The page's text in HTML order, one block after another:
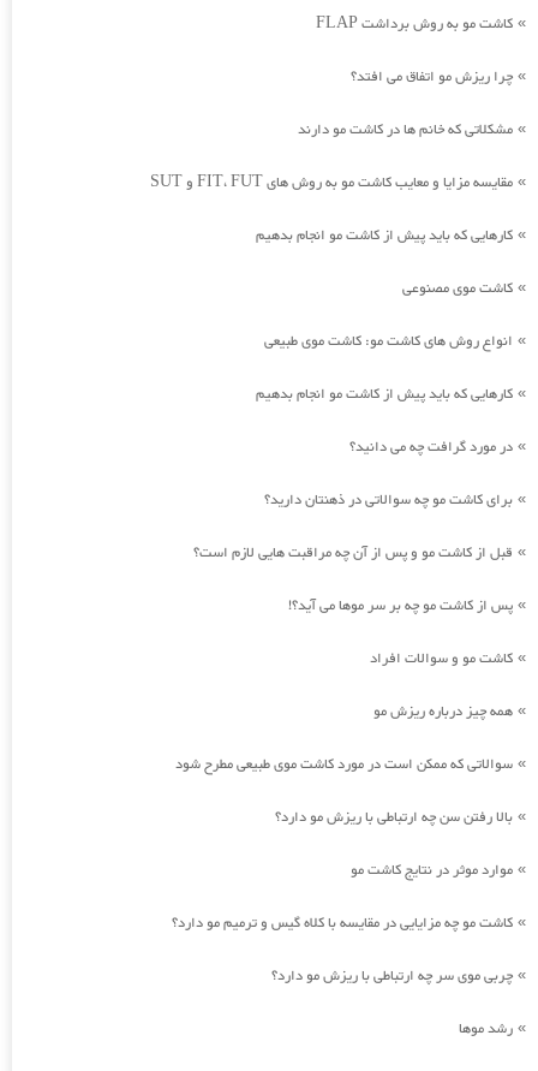
» کاشت مو به روش برداشت FLAP
» چرا ریزش مو اتفاق می افتد؟
» مشکلاتی که خانم ها در کاشت مو دارند
» مقایسه مزایا و معایب کاشت مو به روش های FIT، FUT و SUT
» کارهایی که باید پیش از کاشت مو انجام بدهیم
» کاشت موی مصنوعی
» انواع روش های کاشت مو: کاشت موی طبیعی
» کارهایی که باید پیش از کاشت مو انجام بدهیم
» در مورد گرافت چه می دانید؟
» برای کاشت مو چه سوالاتی در ذهنتان دارید؟
» قبل از کاشت مو و پس از آن چه مراقبت هایی لازم است؟
» پس از کاشت مو چه بر سر موها می آید؟!
» کاشت مو و سوالات افراد
» همه چیز درباره ریزش مو
» سوالاتی که ممکن است در مورد کاشت موی طبیعی مطرح شود
» بالا رفتن سن چه ارتباطی با ریزش مو دارد؟
» موارد موثر در نتایج کاشت مو
» کاشت مو چه مزایایی در مقایسه با کلاه گیس و ترمیم مو دارد؟
» چربی موی سر چه ارتباطی با ریزش مو دارد؟
» رشد موها